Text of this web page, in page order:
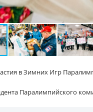
в Зимних Игр
Паралимпийского